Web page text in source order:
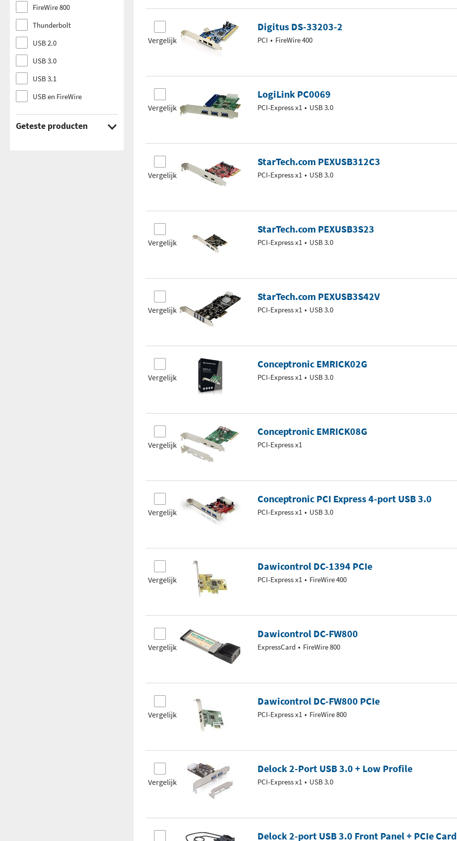
FireWire 800
Thunderbolt
USB 2.0
USB 3.0
USB 3.1
USB en FireWire
Geteste producten
Vergelijk
Digitus DS-33203-2
PCI FireWire 400
Vergelijk
LogiLink PC0069
PCI-Express x1 USB 3.0
Vergelijk
StarTech.com PEXUSB312C3
PCI-Express x1 USB 3.0
Vergelijk
StarTech.com PEXUSB3S23
PCI-Express x1 USB 3.0
Vergelijk
StarTech.com PEXUSB3S42V
PCI-Express x1 USB 3.0
Vergelijk
Conceptronic EMRICK02G
PCI-Express x1 USB 3.0
Vergelijk
Conceptronic EMRICK08G
PCI-Express x1
Vergelijk
Conceptronic PCI Express 4-port USB 3.0
PCI-Express x1 USB 3.0
Vergelijk
Dawicontrol DC-1394 PCIe
PCI-Express x1 FireWire 400
Vergelijk
Dawicontrol DC-FW800
ExpressCard FireWire 800
Vergelijk
Dawicontrol DC-FW800 PCIe
PCI-Express x1 FireWire 800
Vergelijk
Delock 2-Port USB 3.0 + Low Profile
PCI-Express x1 USB 3.0
Delock 2-port USB 3.0 Front Panel + PCIe Card